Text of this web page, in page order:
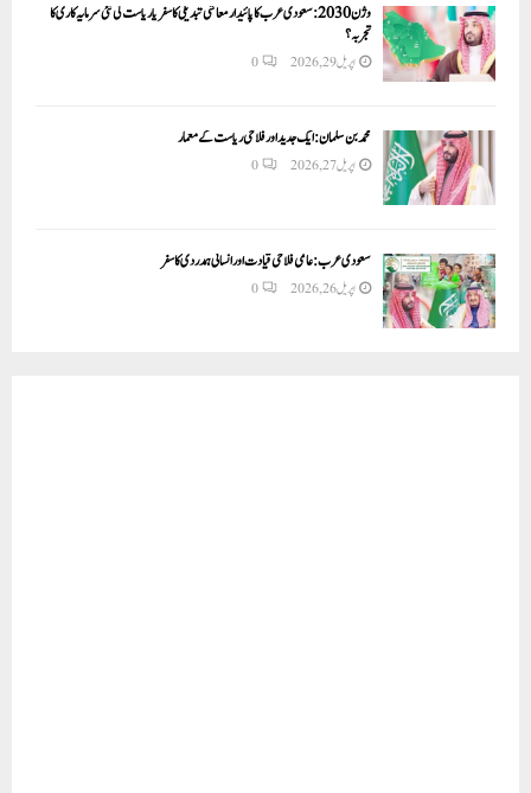
وژن 2030:سعودی عرب کا پائیدار معاشی تبدیلی کا سفر یا ریاست کی نئی سرمایہ کاری کا
تجربہ؟
اپریل 29, 2026 0
محمد بن سلمان: ایک جدید اور فلاحی ریاست کے معمار
اپریل 27, 2026 0
سعودی عرب: عالمی فلاحی قیادت اور انسانی ہمدردی کا سفر
اپریل 26, 2026 0